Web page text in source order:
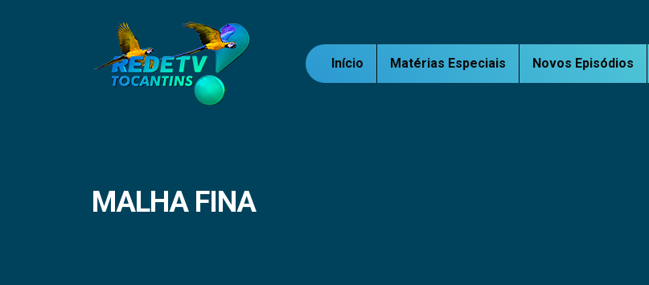
Início Matérias Especiais Novos Episódios
MALHA FINA